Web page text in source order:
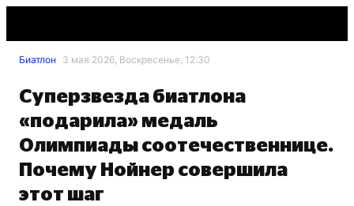
Биатлон 3 мая 2026, Воскресенье, 12:30
Суперзвезда биатлона
«подарила» медаль
Олимпиады соотечественнице.
Почему Нойнер совершила
этот шаг